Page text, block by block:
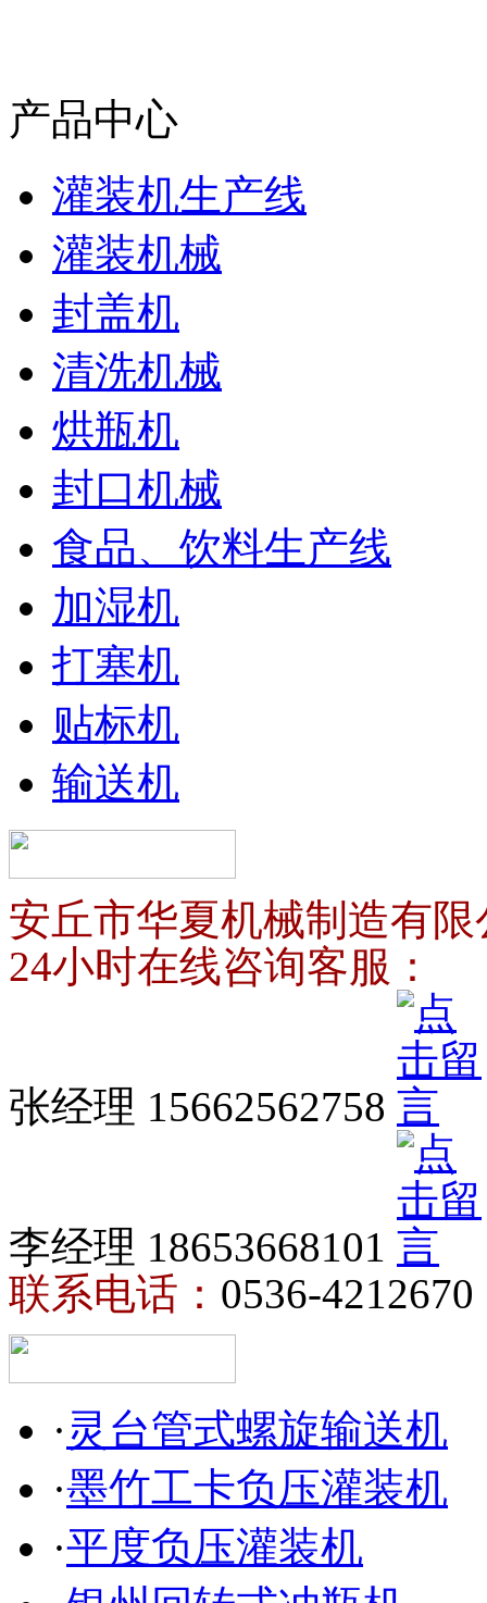
产品中心
灌装机生产线
灌装机械
封盖机
清洗机械
烘瓶机
封口机械
食品、饮料生产线
加湿机
打塞机
贴标机
输送机
安丘市华夏机械制造有限
24小时在线咨询客服：
张经理 15662562758
李经理 18653668101
联系电话： 0536-4212670
· 灵台管式螺旋输送机
·墨竹工卡负压灌装机
·平度负压灌装机